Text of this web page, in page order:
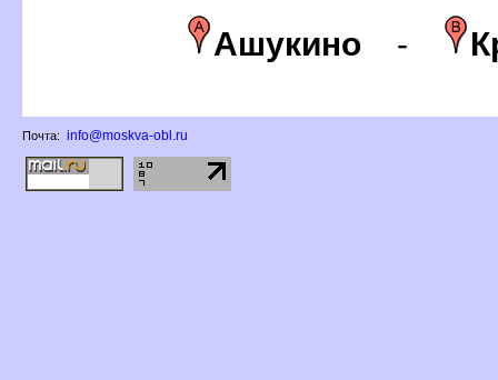
Ашукино-
Почта: info@moskva-obl.ru